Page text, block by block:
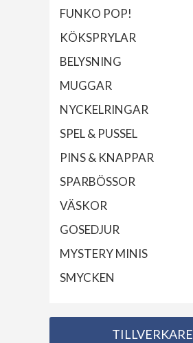
FUNKO POP!
KÖKSPRYLAR
BELYSNING
MUGGAR
NYCKELRINGAR
SPEL & PUSSEL
PINS & KNAPPAR
SPARBÖSSOR
VÄSKOR
GOSEDJUR
MYSTERY MINIS
SMYCKEN
TILLVERKARE